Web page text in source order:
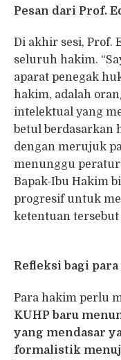
Pesan dari Prof.
Di akhir sesi, Prof.
seluruh hakim.
aparat penegak
hakim, adalah
intelektual yang
betul berdasarkan
dengan merujuk
menunggu
Bapak-Ibu Hakim
progresif untuk
ketentuan tersebut
Refleksi bagi
Para hakim perlu
KUHP baru
yang mendasar
formalistik